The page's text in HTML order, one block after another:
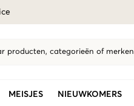
producten, categorieën of merken
MEISJES NIEUWKOMERS